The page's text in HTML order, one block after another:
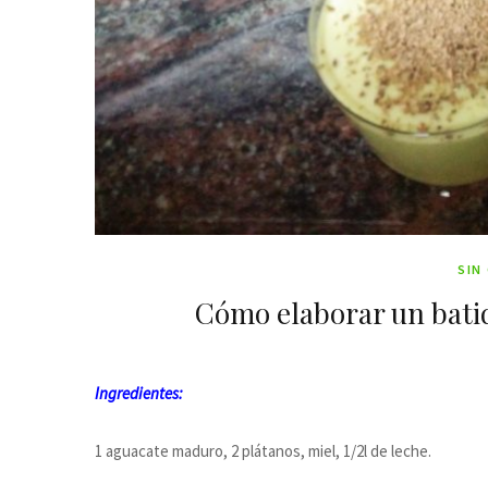
SIN
Cómo elaborar un
Ingredientes:
1 aguacate maduro, 2 plátanos, miel, 1/2l de leche.